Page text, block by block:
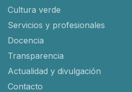
Cultura verde
Servicios y profesionales
Docencia
Transparencia
Actualidad y divulgación
Contacto